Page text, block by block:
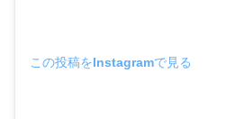
この投稿をInstagramで見る